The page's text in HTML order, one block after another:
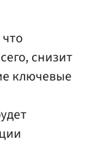
снизит
ключевые